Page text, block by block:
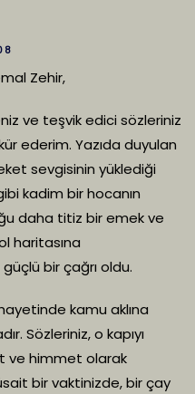
Zehir,
ve teşvik edici sözleriniz
ederim. Yazıda duyulan
sevgisinin yüklediği
kadim bir hocanın
daha titiz bir emek ve
haritasına
bir çağrı oldu.
kamu aklına
Sözleriniz, o kapıyı
ve himmet olarak
bir vaktinizde, bir çay